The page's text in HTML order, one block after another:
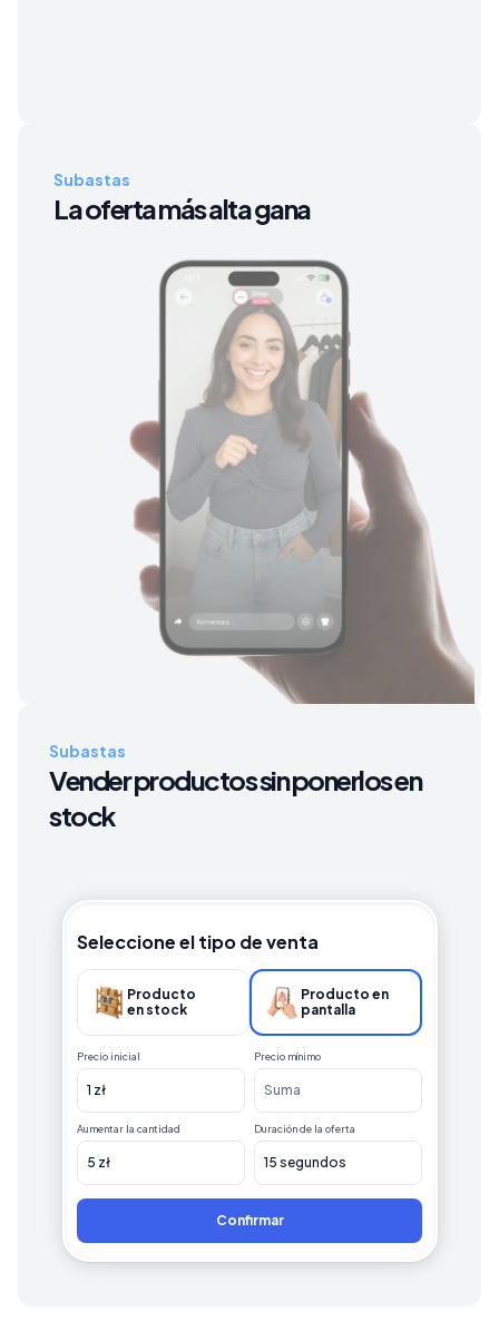
Subastas
La oferta más alta gana
Subastas
Vender productos sin ponerlos en
stock
Seleccione el tipo de venta
Producto
en stock
Producto en
pantalla
Precio inicial
1 zł
Precio mínimo
Suma
Aumentar la cantidad
5 zł
Duración de la oferta
15 segundos
Confirmar